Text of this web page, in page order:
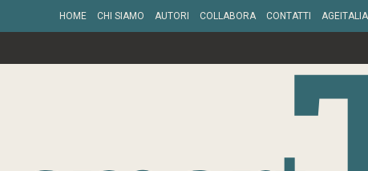
HOME CHI SIAMO AUTORI COLLABORA CONTATTI